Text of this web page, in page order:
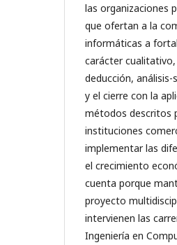
las organizaciones
que ofertan a la
informáticas a
carácter
deducción,
y el cierre con la
métodos descritos
instituciones
implementar las
el crecimiento
cuenta porque
proyecto
intervienen las
Ingeniería en